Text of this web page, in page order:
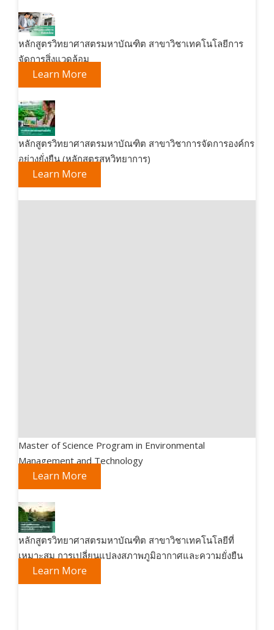
หลักสูตรวิทยาศาสตรมหาบัณฑิต สาขาวิชาเทคโนโลยีการ
จัดการสิ่งแวดล้อม
Learn More
หลักสูตรวิทยาศาสตรมหาบัณฑิต สาขาวิชาการจัดการองค์กร
อย่างยั่งยืน (หลักสูตรสหวิทยาการ)
Learn More
Master of Science Program in Environmental
Management and Technology
Learn More
หลักสูตรวิทยาศาสตรมหาบัณฑิต สาขาวิชาเทคโนโลยีที่
เหมาะสม การเปลี่ยนแปลงสภาพภูมิอากาศและความยั่งยืน
Learn More